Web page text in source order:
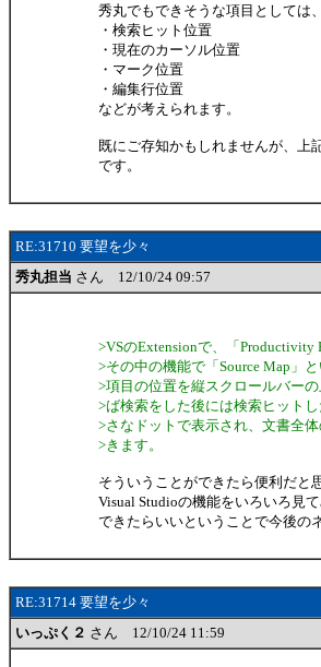
秀丸でもできそうな項目としては、
・検索ヒット位置
・現在のカーソル位置
・マーク位置
・編集行位置
などが考えられます。
既にご存知かもしれませんが、上
です。
RE:31710 要望を少々
秀丸担当 さん 12/10/24 09:57
>VSのExtensionで、「Productivity
>その中の機能で「Source Map」
>項目の位置を縦スクロールバー
>ば検索をした後には検索ヒット
>さなドットで表示され、文書全
>きます。
そういうことができたら便利だと
Visual Studioの機能をいろいろ見て
できたらいいということで今後の
RE:31714 要望を少々
いっぷく２ さん 12/10/24 11:59